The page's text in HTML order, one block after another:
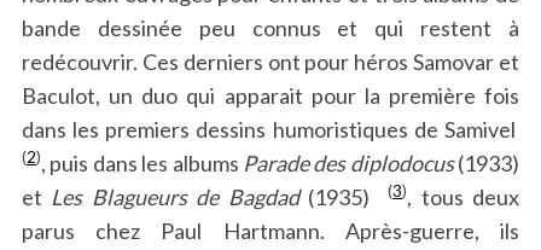
bande dessinée peu connus et qui restent à
redécouvrir. Ces derniers ont pour héros Samovar et
Baculot, un duo qui apparait pour la première fois
dans les premiers dessins humoristiques de Samivel
(2), puis dans les albums Parade des diplodocus(1933)
et Les Blagueurs de Bagdad(1935)(3), tous deux
parus chez Paul Hartmann. Après-guerre, ils